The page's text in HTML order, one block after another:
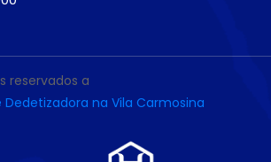
reservados a
na Vila Carmosina